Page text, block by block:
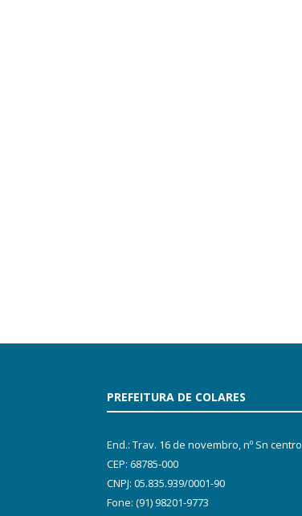
PREFEITURA DE COLARES
End.: Trav. 16 de novembro, nº Sn centro
CEP: 68785-000
CNPJ: 05.835.939/0001-90
Fone: (91) 98201-9773